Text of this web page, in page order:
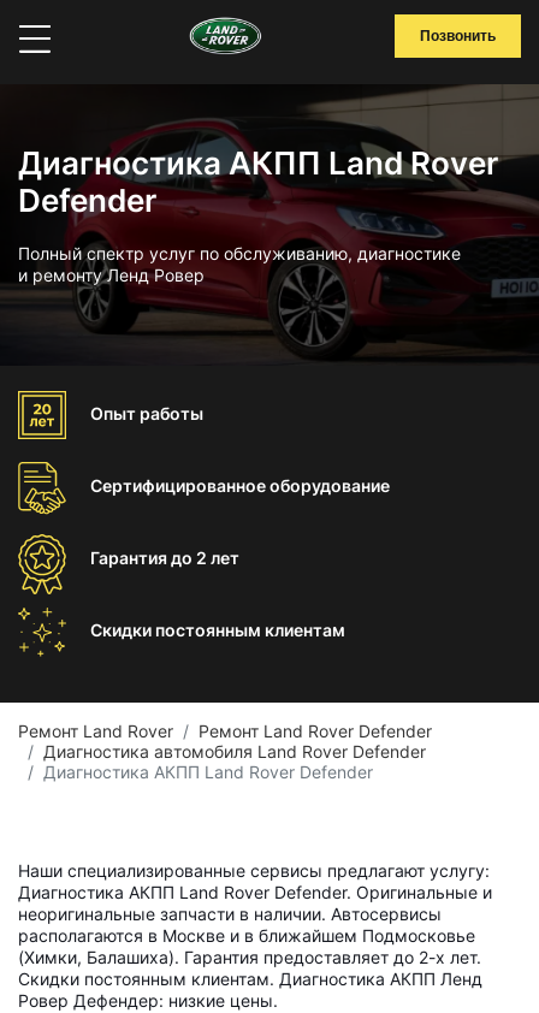
Позвонить
Диагностика АКПП Land Rover
Defender
Полный спектр услуг по обслуживанию, диагностике
и ремонту Ленд Ровер
Опыт работы
Сертифицированноеоборудование
Гарантиядо 2 лет
Скидки постоянным клиентам
Ремонт Land Rover
Ремонт Land Rover Defender
Диагностика автомобиля Land Rover Defender
Диагностика АКПП Land Rover Defender
Наши специализированные сервисы предлагают услугу:
Диагностика АКПП Land Rover Defender. Оригинальные и
неоригинальные запчасти в наличии. Автосервисы
располагаются в Москве и в ближайшем Подмосковье
(Химки, Балашиха). Гарантия предоставляет до 2-х лет.
Скидки постоянным клиентам. Диагностика АКПП Ленд
Ровер Дефендер: низкие цены.